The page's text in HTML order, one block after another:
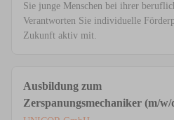
Sie junge Menschen bei ihrer
Verantworten Sie individuelle
Zukunft aktiv mit.
Ausbildung zum
Zerspanungsmechaniker (m/w/